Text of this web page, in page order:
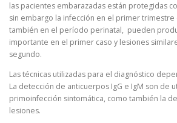
las pacientes embarazadas están protegidas
sin embargo la infección en el primer
también en el período perinatal, pueden
importante en el primer caso y lesiones
segundo.
Las técnicas utilizadas para el diagnóstico
La detección de anticuerpos IgG e IgM son de
primoinfección sintomática, como también la
lesiones.